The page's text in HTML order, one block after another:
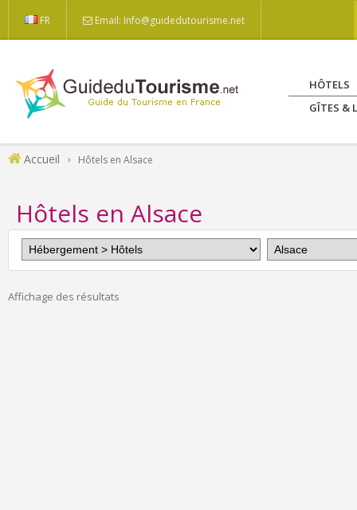
FR Email: Info@guidedutourisme.net
HÔTELS
GÎTES &
Accueil Hôtels en Alsace
Hôtels en Alsace
Affichage des résultats